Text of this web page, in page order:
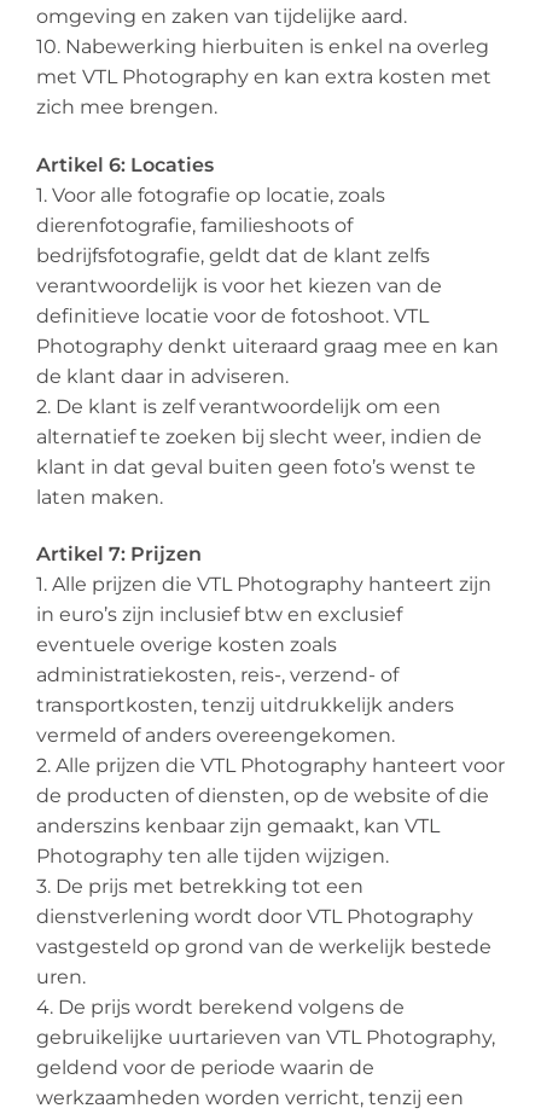
omgeving en zaken van tijdelijke aard.
10. Nabewerking hierbuiten is enkel na overleg
met VTL Photography en kan extra kosten met
zich mee brengen.
Artikel 6: Locaties
1. Voor alle fotografie op locatie, zoals
dierenfotografie, familieshoots of
bedrijfsfotografie, geldt dat de klant zelfs
verantwoordelijk is voor het kiezen van de
definitieve locatie voor de fotoshoot. VTL
Photography denkt uiteraard graag mee en kan
de klant daar in adviseren.
2. De klant is zelf verantwoordelijk om een
alternatief te zoeken bij slecht weer, indien de
klant in dat geval buiten geen foto’s wenst te
laten maken.
Artikel 7: Prijzen
1. Alle prijzen die VTL Photography hanteert zijn
in euro’s zijn inclusief btw en exclusief
eventuele overige kosten zoals
administratiekosten, reis-, verzend- of
transportkosten, tenzij uitdrukkelijk anders
vermeld of anders overeengekomen.
2. Alle prijzen die VTL Photography hanteert voor
de producten of diensten, op de website of die
anderszins kenbaar zijn gemaakt, kan VTL
Photography ten alle tijden wijzigen.
3. De prijs met betrekking tot een
dienstverlening wordt door VTL Photography
vastgesteld op grond van de werkelijk bestede
uren.
4. De prijs wordt berekend volgens de
gebruikelijke uurtarieven van VTL Photography,
geldend voor de periode waarin de
werkzaamheden worden verricht, tenzij een